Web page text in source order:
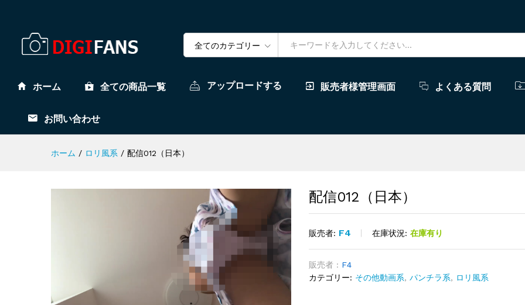
全てのカテゴリー
ホーム 全ての商品一覧 アップロードする 販売者様管理画面 よくある質問
お問い合わせ
ホーム / ロリ風系 / 配信012（日本）
配信012（日本）
販売者: F4 在庫状況: 在庫有り
販売者 : F4
カテゴリー: その他動画系, パンチラ系, ロリ風系